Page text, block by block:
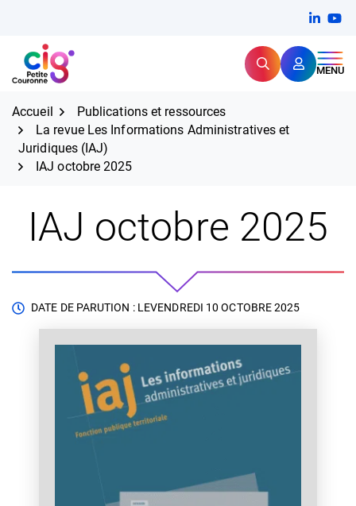
contenu
CIG Petite Couronne RechercherMENU
Expertise et proximité pour
Accueil
Publications et ressources
La revue Les Informations Administratives et
Juridiques (IAJ)
IAJ octobre 2025
IAJ octobre 2025
DATE DE PARUTION : LEVENDREDI 10 OCTOBRE 2025